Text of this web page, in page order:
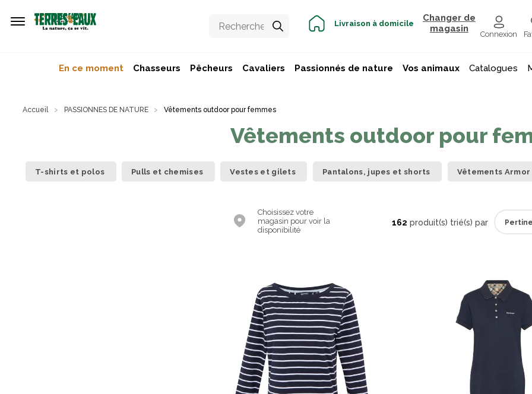
Livraison à domicile
Changer de
magasin
Connexion
En ce moment Chasseurs Pêcheurs Cavaliers Passionnés de nature Vos animaux Catalogues
Accueil PASSIONNES DE NATURE Vêtements outdoor pour femmes
Vêtements outdoor pour
T-shirts et polos Pulls et chemises Vestes et gilets Pantalons, jupes et shorts Vêtements Armor
Choisissez votre
magasin pour voir la
disponibilité
162 produit(s) trié(s) par